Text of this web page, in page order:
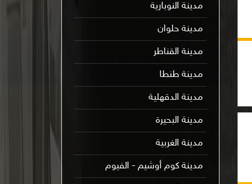
مدينة النوبارية
مدينة حلوان
مدينة القناطر
مدينة طنطا
مدينة الدقهلية
مدينة البحيرة
مدينة الغربية
مدينة كوم أوشيم - الفيوم